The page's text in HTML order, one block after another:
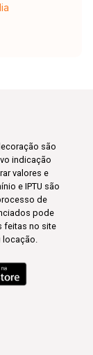
são
indicação
valores e
e IPTU são
de
pode
feitas no site